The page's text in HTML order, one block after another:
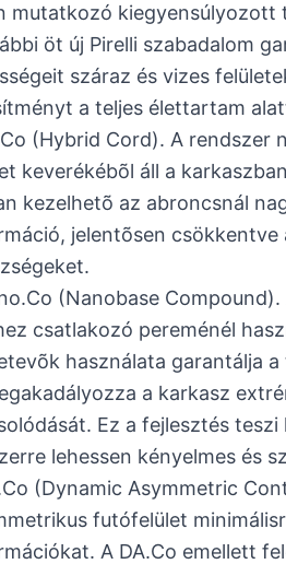
mutatkozó kiegyensúlyozott
öt új Pirelli szabadalom
száraz és vizes
a teljes élettartam
(Hybrid Cord). A rendszer
keverékébõl áll a
kezelhetõ az abroncsnál
jelentõsen csökkentve
(Nanobase
csatlakozó pereménél
használata garantálja
a karkasz
Ez a fejlesztés
lehessen kényelmes és
(Dynamic Asymmetric
futófelület
A DA.Co emellett